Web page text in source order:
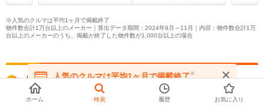
※人気のクルマは平均1ヶ月で掲載終了
物件数合計1万台以上のメーカー｜算出データ期間：2024年9月～11月｜内容：物件数合計1万
台以上のメーカーのうち、掲載が終了した物件数が1,000台以上の場合
よく一緒に検討される車種を比較
人気のクルマは平均1ヶ月で掲載終了※
在庫が無くなる前にお問い合わせください
ホーム 検索 履歴 お気に入り